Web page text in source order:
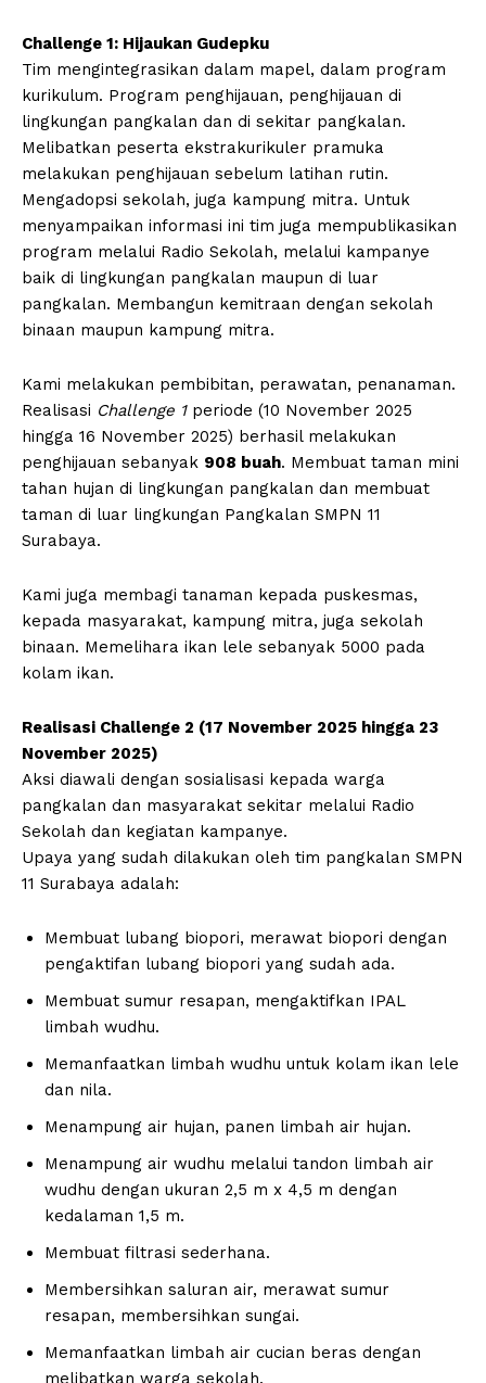
Challenge 1: Hijaukan Gudepku
Tim mengintegrasikan dalam mapel, dalam program
kurikulum. Program penghijauan, penghijauan di
lingkungan pangkalan dan di sekitar pangkalan.
Melibatkan peserta ekstrakurikuler pramuka
melakukan penghijauan sebelum latihan rutin.
Mengadopsi sekolah, juga kampung mitra. Untuk
menyampaikan informasi ini tim juga mempublikasikan
program melalui Radio Sekolah, melalui kampanye
baik di lingkungan pangkalan maupun di luar
pangkalan. Membangun kemitraan dengan sekolah
binaan maupun kampung mitra.
Kami melakukan pembibitan, perawatan, penanaman.
Realisasi Challenge 1periode (10 November 2025
hingga 16 November 2025) berhasil melakukan
penghijauan sebanyak 908 buah. Membuat taman mini
tahan hujan di lingkungan pangkalan dan membuat
taman di luar lingkungan Pangkalan SMPN 11
Surabaya.
Kami juga membagi tanaman kepada puskesmas,
kepada masyarakat, kampung mitra, juga sekolah
binaan. Memelihara ikan lele sebanyak 5000 pada
kolam ikan.
Realisasi Challenge 2 (17 November 2025 hingga 23
November 2025)
Aksi diawali dengan sosialisasi kepada warga
pangkalan dan masyarakat sekitar melalui Radio
Sekolah dan kegiatan kampanye.
Upaya yang sudah dilakukan oleh tim pangkalan SMPN
11 Surabaya adalah:
Membuat lubang biopori, merawat biopori dengan
pengaktifan lubang biopori yang sudah ada.
Membuat sumur resapan, mengaktifkan IPAL
limbah wudhu.
Memanfaatkan limbah wudhu untuk kolam ikan lele
dan nila.
Menampung air hujan, panen limbah air hujan.
Menampung air wudhu melalui tandon limbah air
wudhu dengan ukuran 2,5 m x 4,5 m dengan
kedalaman 1,5 m.
Membuat filtrasi sederhana.
Membersihkan saluran air, merawat sumur
resapan, membersihkan sungai.
Memanfaatkan limbah air cucian beras dengan
melibatkan warga sekolah.